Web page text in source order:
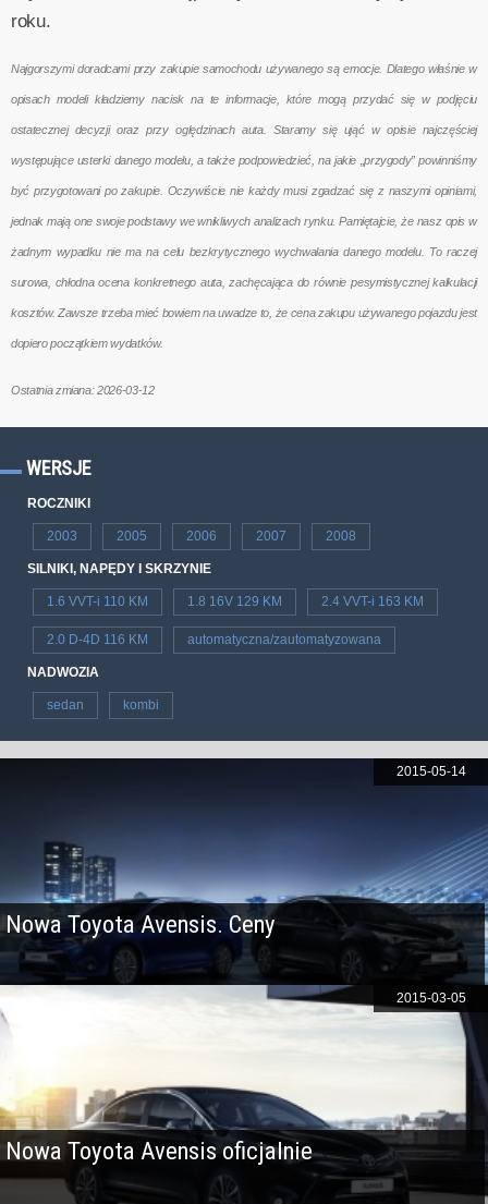
roku.
Najgorszymi doradcami przy zakupie samochodu używanego są emocje. Dlatego właśnie w
opisach modeli kładziemy nacisk na te informacje, które mogą przydać się w podjęciu
ostatecznej decyzji oraz przy oględzinach auta. Staramy się ująć w opisie najczęściej
występujące usterki danego modelu, a także podpowiedzieć, na jakie „przygody” powinniśmy
być przygotowani po zakupie. Oczywiście nie każdy musi zgadzać się z naszymi opiniami,
jednak mają one swoje podstawy we wnikliwych analizach rynku. Pamiętajcie, że nasz opis w
żadnym wypadku nie ma na celu bezkrytycznego wychwalania danego modelu. To raczej
surowa, chłodna ocena konkretnego auta, zachęcająca do równie pesymistycznej kalkulacji
kosztów. Zawsze trzeba mieć bowiem na uwadze to, że cena zakupu używanego pojazdu jest
dopiero początkiem wydatków.
Ostatnia zmiana: 2026-03-12
WERSJE
ROCZNIKI
2003 2005 2006 2007 2008
SILNIKI, NAPĘDY I SKRZYNIE
1.6 VVT-i 110 KM 1.8 16V 129 KM 2.4 VVT-i 163 KM
2.0 D-4D 116 KM automatyczna/zautomatyzowana
NADWOZIA
sedan kombi
Nowa Toyota Avensis. Ceny
2015-05-14
Nowa Toyota Avensis oficjalnie
2015-03-05